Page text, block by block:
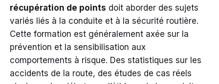
récupération de points doit aborder des sujets
variés liés à la conduite et à la sécurité routière.
Cette formation est généralement axée sur la
prévention et la sensibilisation aux
comportements à risque. Des statistiques sur les
accidents de la route, des études de cas réels